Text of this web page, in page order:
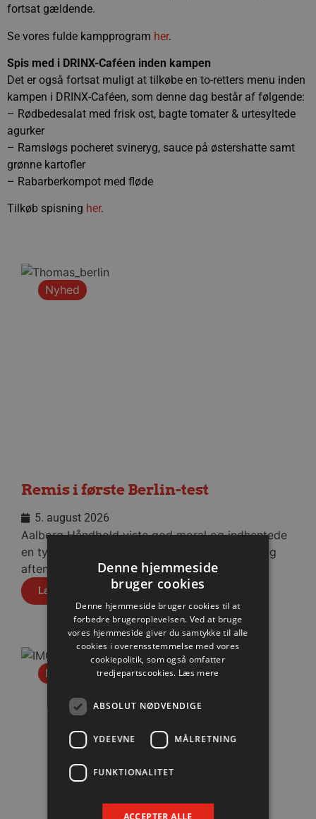
fortsat gældende.
Se vores fulde kampprogram her.
Spis med i DRINX-Caféen inden kampen
Det er også fortsat muligt at tilkøbe en to-retters menu inden
kampen i DRINX-Caféen, som denne dag består af følgende:
– Rødbedesalat med frisk ost, bagte tomater & urtesyltede
agurker
– Ramsløgs pocheret svineryg, sauce på østershatte samt
grønne kartofler
– Rabarberkompot med fløde
Tilkøb spisning her.
Nyhed
Remis i første Berlin-test
5. august 2026
Aalborg Håndbold viste god moral og indhentede
en tysk pauseføring på fire mål, da man onsdag
aften spillede 36-36 mod Füchse Berlin.
Læs mere
Nyhed
Denne hjemmeside
bruger cookies
Denne hjemmeside bruger cookies til at
forbedre brugeroplevelsen. Ved at bruge
vores hjemmeside giver du samtykke til alle
cookies i overensstemmelse med vores
cookiepolitik, som også omfatter
tredjepartscookies. Læs mere
ABSOLUT NØDVENDIGE
YDEEVNE MÅLRETNING
FUNKTIONALITET
ACCEPTER ALLE